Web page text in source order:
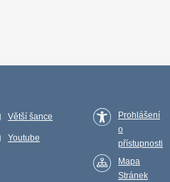
Větší šance
Youtube
Prohlášení
o
přístupnosti
Mapa
Stránek